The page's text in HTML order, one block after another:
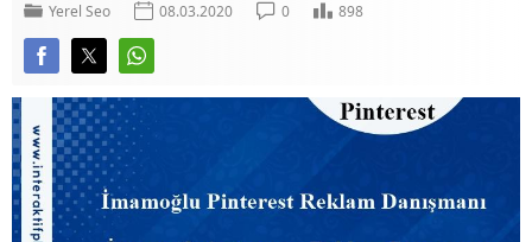
Yerel Seo 08.03.2020 0 898